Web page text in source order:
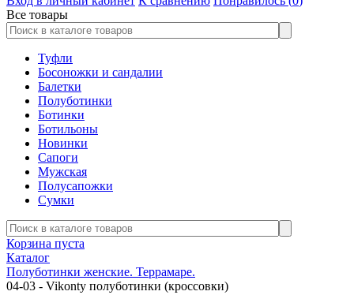
Все товары
Туфли
Босоножки и сандалии
Балетки
Полуботинки
Ботинки
Ботильоны
Новинки
Сапоги
Мужская
Полусапожки
Сумки
Корзина пуста
Каталог
Полуботинки женские. Террамаре.
04-03 - Vikonty полуботинки (кроссовки)